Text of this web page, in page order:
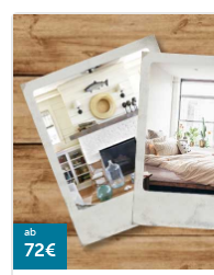
ab
72€